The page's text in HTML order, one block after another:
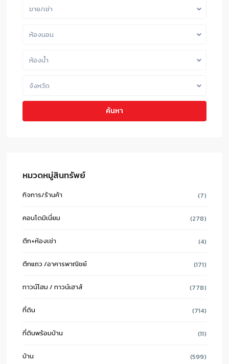
ขาย/เช่า
ห้องนอน
ห้องน้ำ
จังหวัด
ค้นหา
หมวดหมู่สินทรัพย์
กิจการ/ร้านค้า (7)
คอนโดมิเนี่ยม (278)
ตึก+ห้องเช่า (4)
ตึกแถว /อาคารพาณิชย์ (171)
ทาวน์โฮม / ทาวน์เฮาส์ (778)
ที่ดิน (714)
ที่ดินพร้อมบ้าน (11)
บ้าน (599)